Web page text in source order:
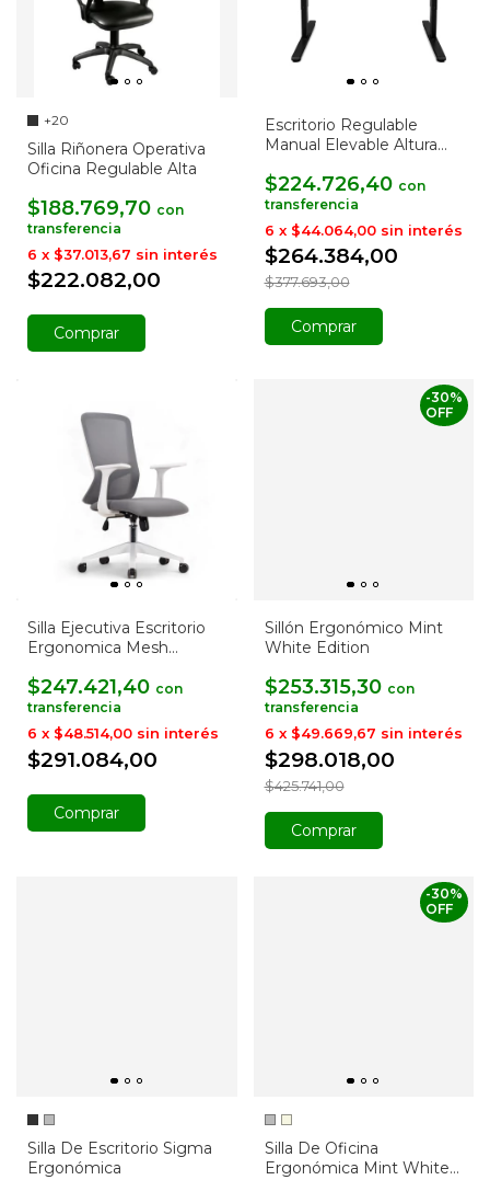
+20
Silla Riñonera Operativa
Oficina Regulable Alta
$188.769,70 con
$222.082,00
6 x $37.013,67 sin interés
Comprar
Escritorio Regulable
Manual Elevable Altura
$224.726,40 con
$264.384,00
$377.693,00
6 x $44.064,00 sin interés
Silla Ejecutiva Escritorio
Ergonomica Mesh
$247.421,40 con
$291.084,00
6 x $48.514,00 sin interés
Comprar
Sillón Ergonómico Mint
White Edition
$253.315,30 con
$298.018,00
-30%
OFF
$425.741,00
6 x $49.669,67 sin interés
Comprar
Silla De Escritorio Sigma
Ergonómica
Silla De Oficina
Ergonómica Mint White
-30%
OFF